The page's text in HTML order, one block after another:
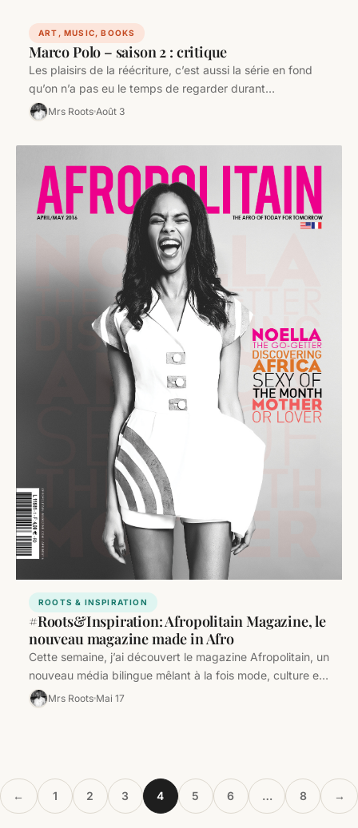
ART, MUSIC, BOOKS
Marco Polo – saison 2 : critique
Les plaisirs de la réécriture, c’est aussi la série en fond
qu’on n’a pas eu le temps de regarder durant…
Mrs Roots Août 3
ROOTS & INSPIRATION
#Roots&Inspiration: Afropolitain Magazine, le
nouveau magazine made in Afro
Cette semaine, j’ai découvert le magazine Afropolitain, un
nouveau média bilingue mêlant à la fois mode, culture et
portraits de…
Mrs Roots Mai 17
← 1 2 3 4 5 6 … 8 →